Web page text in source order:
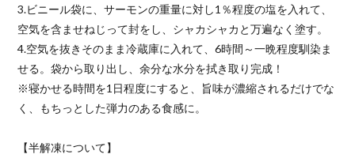
3.ビニール袋に、サーモンの重量に対し1％程度の塩を入れて、
空気を含ませねじって封をし、シャカシャカと万遍なく塗す。
4.空気を抜きそのまま冷蔵庫に入れて、6時間～一晩程度馴染ま
せる。袋から取り出し、余分な水分を拭き取り完成！
※寝かせる時間を1日程度にすると、旨味が濃縮されるだけでな
く、もちっとした弾力のある食感に。
【半解凍について】